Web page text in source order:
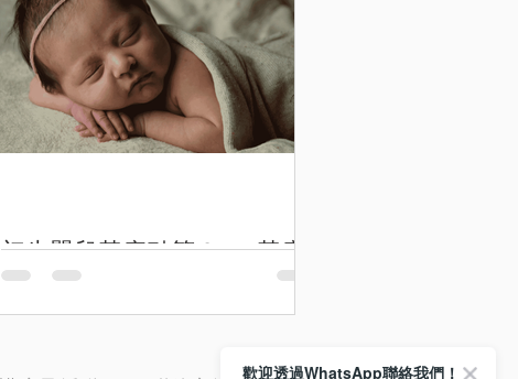
初生嬰兒黃疸點算？BB 黃疸
原因、症狀與退黃護理
歡迎透過WhatsApp聯絡我們！